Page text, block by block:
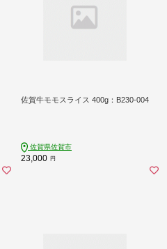
佐賀牛モモスライス 400g：B230-004
佐賀県佐賀市
23,000 円